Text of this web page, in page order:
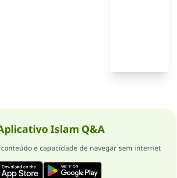
Islam Q&A
e capacidade de navegar sem internet